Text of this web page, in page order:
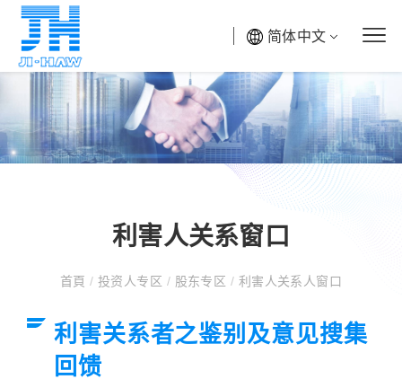
简体中文
利害人关系窗口
首頁/ 投资人专区 / 股东专区 / 利害人关系人窗口
利害关系者之鉴别及意见搜集
回馈